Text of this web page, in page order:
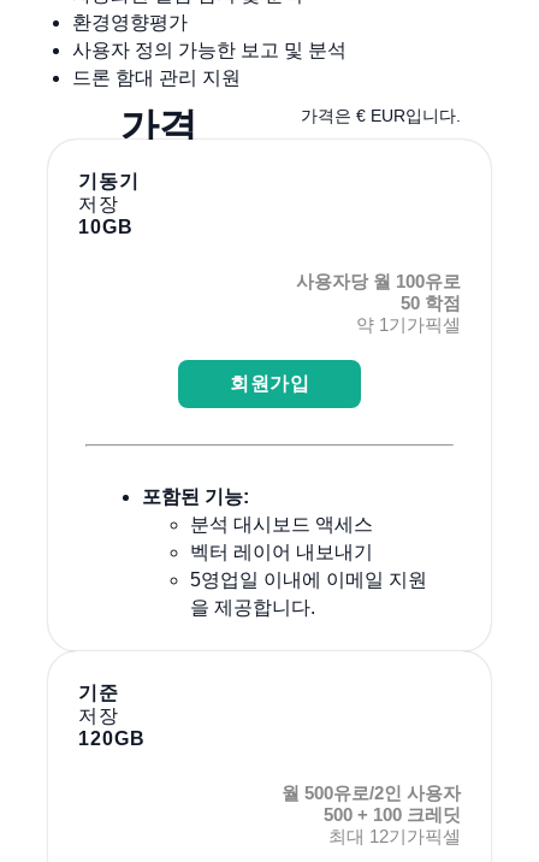
환경영향평가
사용자 정의 가능한 보고 및 분석
드론 함대 관리 지원
가격 가격은 € EUR입니다.
기동기
저장
10GB
사용자당 월 100유로
50 학점
약 1기가픽셀
회원가입
포함된 기능:
분석 대시보드 액세스
벡터 레이어 내보내기
5영업일 이내에 이메일 지원
을 제공합니다.
기준
저장
120GB
월 500유로/2인 사용자
500 + 100 크레딧
최대 12기가픽셀